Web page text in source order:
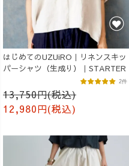
はじめてのUZUiRO｜リネンスキッ
パーシャツ（生成り）｜STARTER
13,750円(税込)
12,980円(税込)
2件